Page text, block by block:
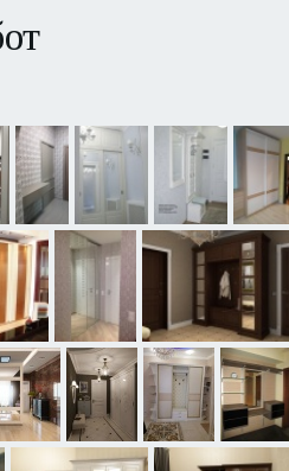
камня
фасадов